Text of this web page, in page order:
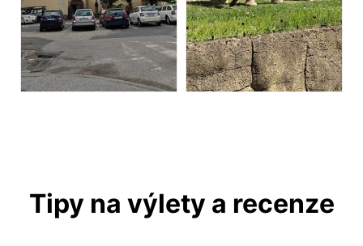
Tipy na výlety a recenze